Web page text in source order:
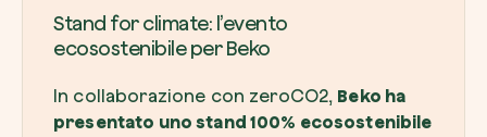
Stand for climate: l’evento
ecosostenibile per Beko
In collaborazione con zeroCO2, Beko ha
presentato uno stand 100% ecosostenibile